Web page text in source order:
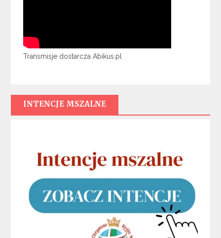
Transmisje dostarcza Abikus.pl
INTENCJE MSZALNE